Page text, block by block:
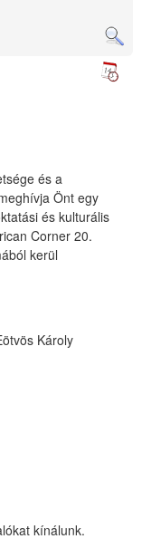
és a
Önt egy
és kulturális
Corner 20.
kerül
Károly
kínálunk.